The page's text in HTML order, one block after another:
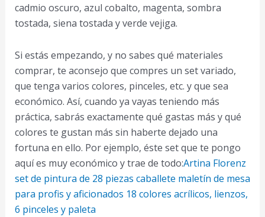
cadmio oscuro, azul cobalto, magenta, sombra
tostada, siena tostada y verde vejiga.
Si estás empezando, y no sabes qué materiales
comprar, te aconsejo que compres un set variado,
que tenga varios colores, pinceles, etc. y que sea
económico. Así, cuando ya vayas teniendo más
práctica, sabrás exactamente qué gastas más y qué
colores te gustan más sin haberte dejado una
fortuna en ello. Por ejemplo, éste set que te pongo
aquí es muy económico y trae de todo:Artina Florenz
set de pintura de 28 piezas caballete maletín de mesa
para profis y aficionados 18 colores acrílicos, lienzos,
6 pinceles y paleta